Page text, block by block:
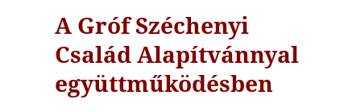
A Gróf Széchenyi
Család Alapítvánnyal
együttműködésben